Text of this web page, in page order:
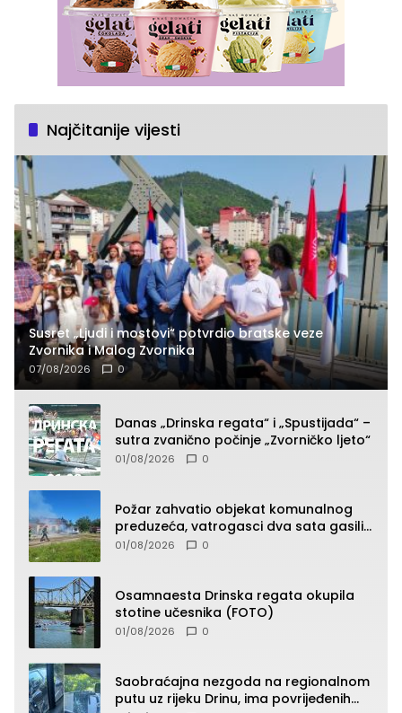
Najčitanije vijesti
Susret „Ljudi i mostovi“ potvrdio bratske veze
Zvornika i Malog Zvornika
07/08/2026 0
Danas „Drinska regata“ i „Spustijada“ –
sutra zvanično počinje „Zvorničko ljeto“
01/08/2026 0
Požar zahvatio objekat komunalnog
preduzeća, vatrogasci dva sata gasili
vatru (FOTO)
01/08/2026 0
Osamnaesta Drinska regata okupila
stotine učesnika (FOTO)
01/08/2026 0
Saobraćajna nezgoda na regionalnom
putu uz rijeku Drinu, ima povrijeđenih